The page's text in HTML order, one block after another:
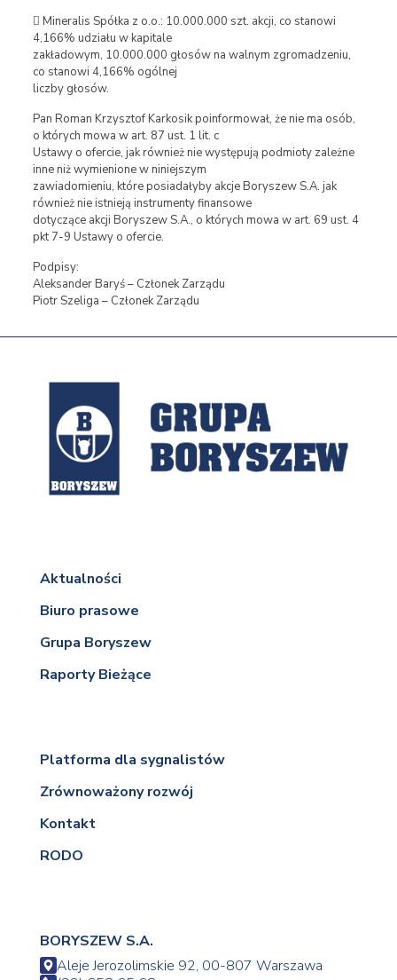
 Mineralis Spółka z o.o.: 10.000.000 szt. akcji, co stanowi
4,166% udziału w kapitale
zakładowym, 10.000.000 głosów na walnym zgromadzeniu,
co stanowi 4,166% ogólnej
liczby głosów.
Pan Roman Krzysztof Karkosik poinformował, że nie ma osób,
o których mowa w art. 87 ust. 1 lit. c
Ustawy o ofercie, jak również nie występują podmioty zależne
inne niż wymienione w niniejszym
zawiadomieniu, które posiadałyby akcje Boryszew S.A. jak
również nie istnieją instrumenty finansowe
dotyczące akcji Boryszew S.A., o których mowa w art. 69 ust. 4
pkt 7-9 Ustawy o ofercie.
Podpisy:
Aleksander Baryś – Członek Zarządu
Piotr Szeliga – Członek Zarządu
Aktualności
Biuro prasowe
Grupa Boryszew
Raporty Bieżące
Platforma dla sygnalistów
Zrównoważony rozwój
Kontakt
RODO
BORYSZEW S.A.
Aleje Jerozolimskie 92, 00-807 Warszawa